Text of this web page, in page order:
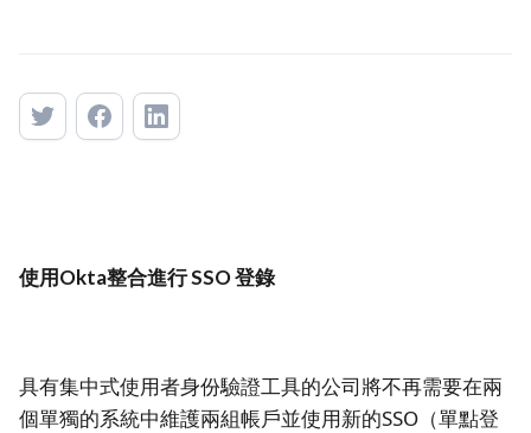
使用Okta整合進行 SSO 登錄
具有集中式使用者身份驗證工具的公司將不再需要在兩
個單獨的系統中維護兩組帳戶並使用新的SSO（單點登